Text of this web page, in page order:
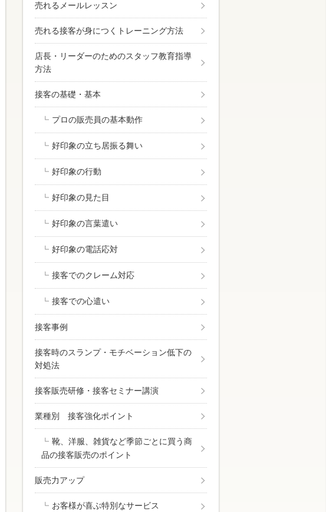
売れるメールレッスン
売れる接客が身につくトレーニング方法
店長・リーダーのためのスタッフ教育指導
方法
接客の基礎・基本
プロの販売員の基本動作
好印象の立ち居振る舞い
好印象の行動
好印象の見た目
好印象の言葉遣い
好印象の電話応対
接客でのクレーム対応
接客での心遣い
接客事例
接客時のスランプ・モチベーション低下の
対処法
接客販売研修・接客セミナー講演
業種別 接客強化ポイント
靴、洋服、雑貨など季節ごとに買う商
品の接客販売のポイント
販売力アップ
お客様が喜ぶ特別なサービス